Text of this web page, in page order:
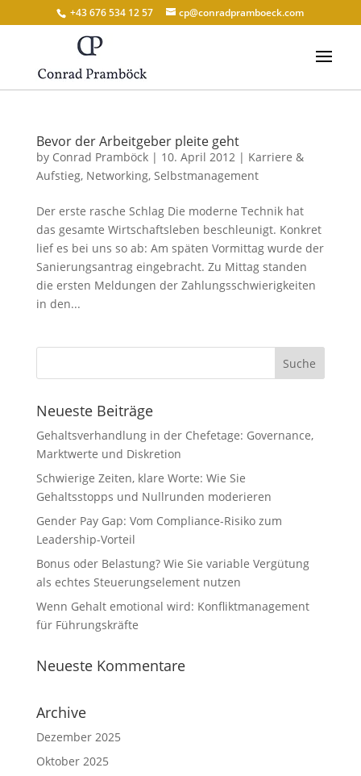
+43 676 534 12 57 cp@conradpramboeck.com
Bevor der Arbeitgeber pleite geht
by Conrad Pramböck| 10. April 2012| Karriere &
Aufstieg, Networking, Selbstmanagement
Der erste rasche Schlag Die moderne Technik hat
das gesamte Wirtschaftsleben beschleunigt. Konkret
lief es bei uns so ab: Am späten Vormittag wurde der
Sanierungsantrag eingebracht. Zu Mittag standen
die ersten Meldungen der Zahlungsschwierigkeiten
in den...
Neueste Beiträge
Gehaltsverhandlung in der Chefetage: Governance,
Marktwerte und Diskretion
Schwierige Zeiten, klare Worte: Wie Sie
Gehaltsstopps und Nullrunden moderieren
Gender Pay Gap: Vom Compliance-Risiko zum
Leadership-Vorteil
Bonus oder Belastung? Wie Sie variable Vergütung
als echtes Steuerungselement nutzen
Wenn Gehalt emotional wird: Konfliktmanagement
für Führungskräfte
Neueste Kommentare
Archive
Dezember 2025
Oktober 2025